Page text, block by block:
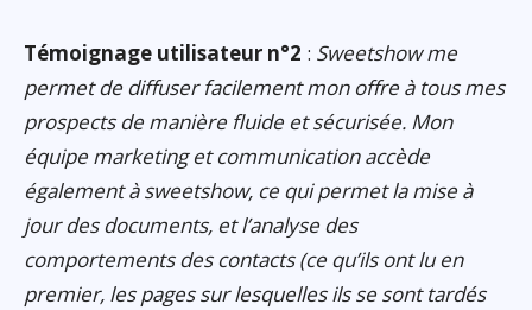
Témoignage utilisateur n°2 : Sweetshow me
permet de diffuser facilement mon offre à tous mes
prospects de manière fluide et sécurisée. Mon
équipe marketing et communication accède
également à sweetshow, ce qui permet la mise à
jour des documents, et l’analyse des
comportements des contacts (ce qu’ils ont lu en
premier, les pages sur lesquelles ils se sont tardés